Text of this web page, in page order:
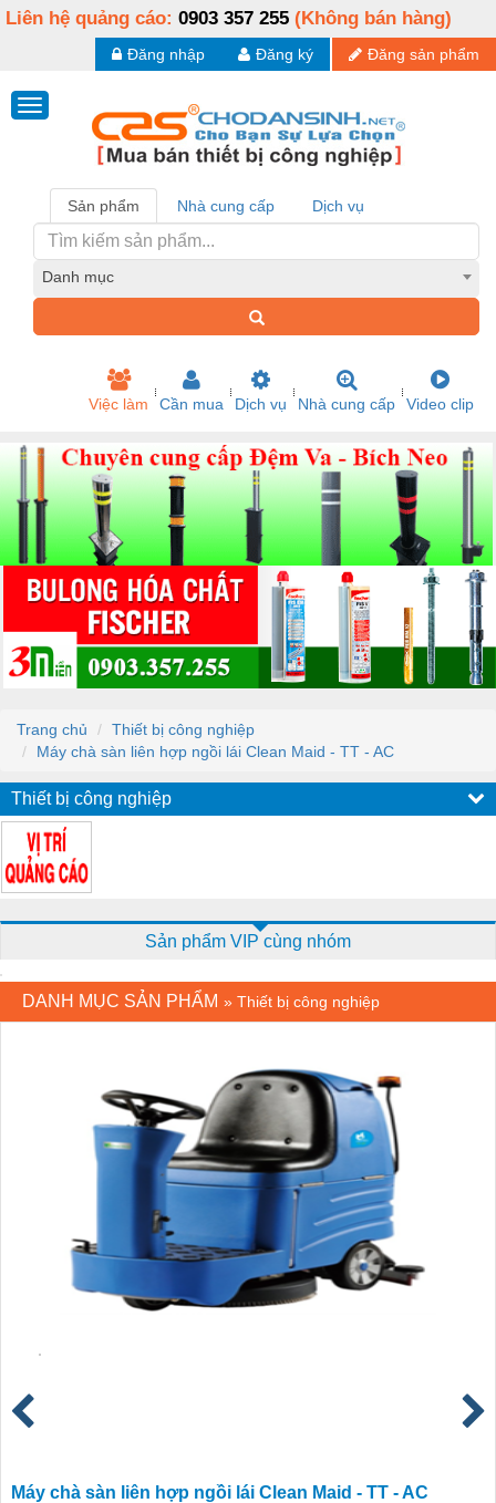
Liên hệ quảng cáo: 0903 357 255 (Không bán hàng)
Đăng sản phẩm
Đăng ký
Đăng nhập
Sản phẩm Nhà cung cấp Dịch vụ
Danh mục
Việc làm Cần mua Dịch vụ Nhà cung cấp Video clip
Trang chủ
Thiết bị công nghiệp
Máy chà sàn liên hợp ngồi lái Clean Maid - TT - AC
Thiết bị công nghiệp
Sản phẩm VIP cùng nhóm
DANH MỤC SẢN PHẨM » Thiết bị công nghiệp
Máy chà sàn liên hợp ngồi lái Clean Maid - TT - AC